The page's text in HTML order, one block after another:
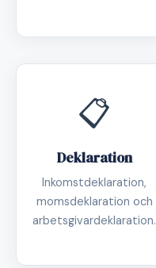
📋
Deklaration
Inkomstdeklaration,
momsdeklaration och
arbetsgivardeklaration.